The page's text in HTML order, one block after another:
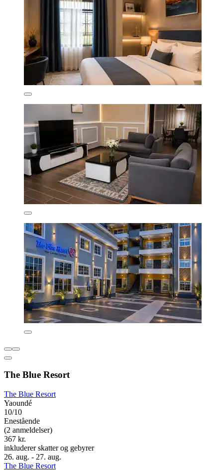
The Blue Resort
The Blue Resort
Yaoundé
10/10
Enestående
(2 anmeldelser)
367 kr.
inkluderer skatter og gebyrer
26. aug. - 27. aug.
The Blue Resort